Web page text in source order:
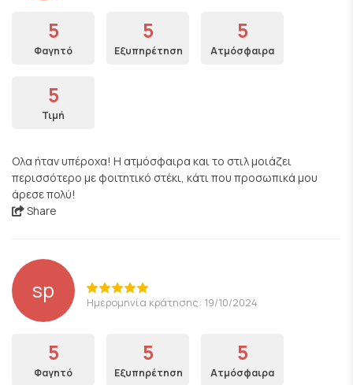
5
Φαγητό
5
Εξυπηρέτηση
5
Ατμόσφαιρα
5
Τιμή
Ολα ήταν υπέροχα! Η ατμόσφαιρα και το στιλ μοιάζει
περισσότερο με φοιτητικό στέκι, κάτι που προσωπικά μου
άρεσε πολύ!
Share
sp Ημερομηνία κράτησης: 19/10/2024
5
Φαγητό
5
Εξυπηρέτηση
5
Ατμόσφαιρα